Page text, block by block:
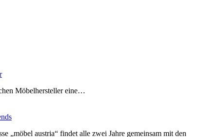
Möbelhersteller eine…
„möbel austria“ findet alle zwei Jahre gemeinsam mit den